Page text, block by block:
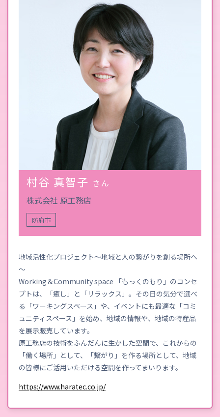
村谷 真智子 さん
株式会社 原工務店
防府市
地域活性化プロジェクト～地域と人の繋がりを創る場所へ
～
Working＆Community space 「もっくのもり」のコンセ
プトは、「癒し」と「リラックス」。その日の気分で選べ
る「ワーキングスペース」や、イベントにも最適な「コミ
ュニティスペース」を始め、地域の情報や、地域の特産品
を展示販売しています。
原工務店の技術をふんだんに生かした空間で、これからの
「働く場所」として、「繋がり」を作る場所として、地域
の皆様にご活用いただける空間を作ってまいります。
https://www.haratec.co.jp/